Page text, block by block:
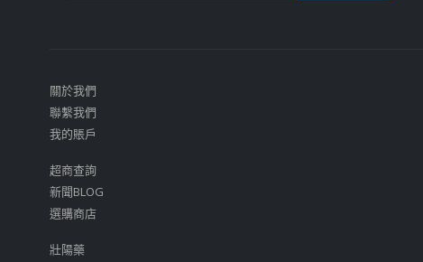
關於我們
聯繫我們
我的賬戶
超商查詢
新聞BLOG
選購商店
壯陽藥